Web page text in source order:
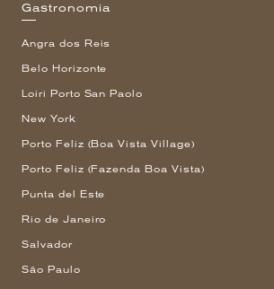
Gastronomia
Angra dos Reis
Belo Horizonte
Loiri Porto San Paolo
New York
Porto Feliz (Boa Vista Village)
Porto Feliz (Fazenda Boa Vista)
Punta del Este
Rio de Janeiro
Salvador
São Paulo